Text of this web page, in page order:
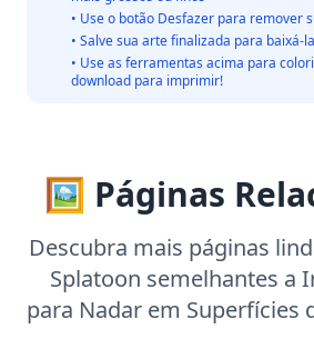
• Use o botão Desfazer para remover
• Salve sua arte finalizada para baixá-
• Use as ferramentas acima para
download para imprimir!
🖼️ Páginas
Descubra mais páginas
Splatoon semelhantes a
para Nadar em Superfícies